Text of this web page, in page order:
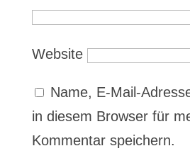
Website
Name, E-Mail-
in diesem Browser für
Kommentar speichern.